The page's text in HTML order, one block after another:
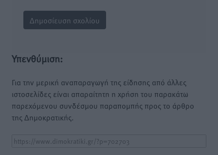
Υπενθύμιση:
Για την μερική αναπαραγωγή της είδησης από άλλες
ιστοσελίδες είναι απαραίτητη η χρήση του παρακάτω
παρεχόμενου συνδέσμου παραπομπής προς το άρθρο
της Δημοκρατικής.